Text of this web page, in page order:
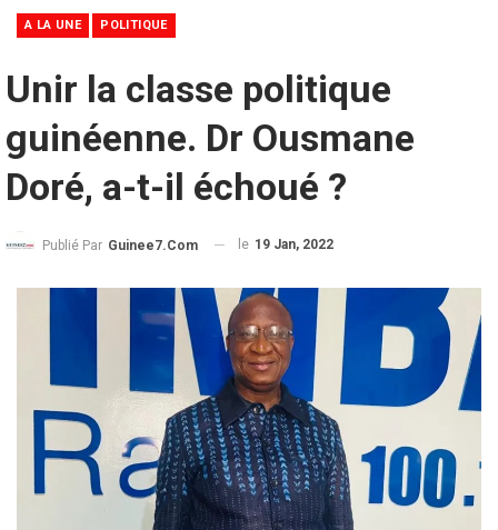
A LA UNE POLITIQUE
Unir la classe politique
guinéenne. Dr Ousmane
Doré, a-t-il échoué ?
Publié Par Guinee7.com le 19 Jan, 2022